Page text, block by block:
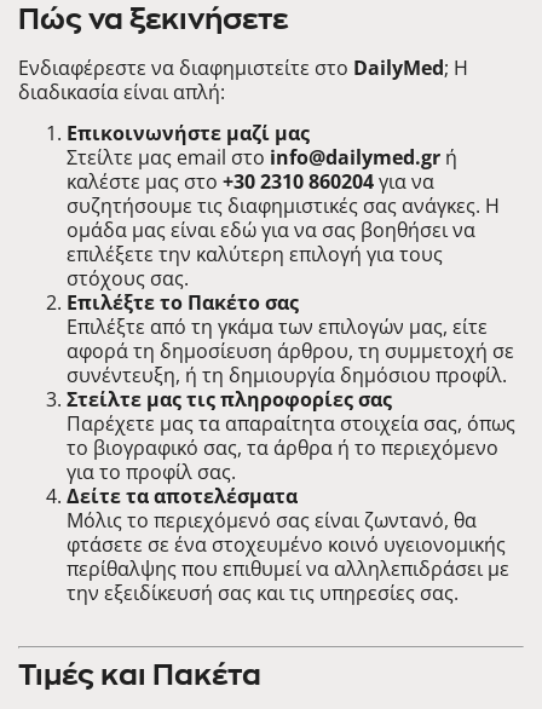
Πώς να ξεκινήσετε
Ενδιαφέρεστε να διαφημιστείτε στο DailyMed; Η
διαδικασία είναι απλή:
Επικοινωνήστε μαζί μας
Στείλτε μας email στο info@dailymed.gr ή
καλέστε μας στο +30 2310860204για να
συζητήσουμε τις διαφημιστικές σας ανάγκες. Η
ομάδα μας είναι εδώ για να σας βοηθήσει να
επιλέξετε την καλύτερη επιλογή για τους
στόχους σας.
Επιλέξτε το Πακέτο σας
Επιλέξτε από τη γκάμα των επιλογών μας, είτε
αφορά τη δημοσίευση άρθρου, τη συμμετοχή σε
συνέντευξη, ή τη δημιουργία δημόσιου προφίλ.
Στείλτε μας τις πληροφορίες σας
Παρέχετε μας τα απαραίτητα στοιχεία σας, όπως
το βιογραφικό σας, τα άρθρα ή το περιεχόμενο
για το προφίλ σας.
Δείτε τα αποτελέσματα
Μόλις το περιεχόμενό σας είναι ζωντανό, θα
φτάσετε σε ένα στοχευμένο κοινό υγειονομικής
περίθαλψης που επιθυμεί να αλληλεπιδράσει με
την εξειδίκευσή σας και τις υπηρεσίες σας.
Τιμές και Πακέτα